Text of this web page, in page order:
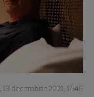
, 13 decembrie 2021, 17:45